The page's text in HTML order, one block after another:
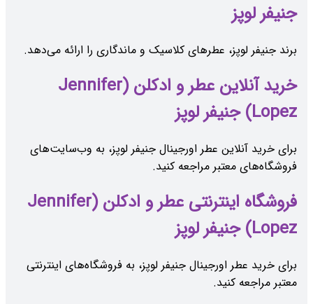
جنیفر لوپز
برند جنیفر لوپز، عطرهای کلاسیک و ماندگاری را ارائه می‌دهد.
خرید آنلاین عطر و ادکلن (Jennifer
Lopez) جنیفر لوپز
برای خرید آنلاین عطر اورجینال جنیفر لوپز، به وب‌سایت‌های
فروشگاه‌های معتبر مراجعه کنید.
فروشگاه اینترنتی عطر و ادکلن (Jennifer
Lopez) جنیفر لوپز
برای خرید عطر اورجینال جنیفر لوپز، به فروشگاه‌های اینترنتی
معتبر مراجعه کنید.